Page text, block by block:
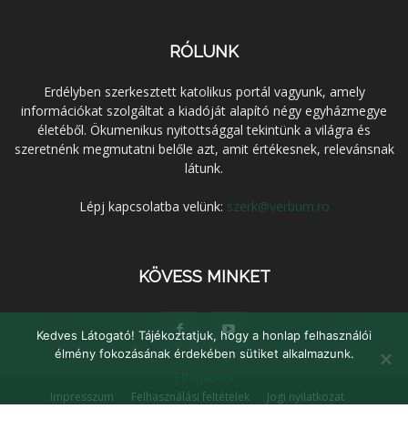
RÓLUNK
Erdélyben szerkesztett katolikus portál vagyunk, amely
információkat szolgáltat a kiadóját alapító négy egyházmegye
életéből. Ökumenikus nyitottsággal tekintünk a világra és
szeretnénk megmutatni belőle azt, amit értékesnek, relevánsnak
látunk.
Lépj kapcsolatba velünk: szerk@verbum.ro
KÖVESS MINKET
Impresszum Felhasználási feltételek
Jogi nyilatkozat
Kedves Látogató! Tájékoztatjuk, hogy a honlap felhasználói
élmény fokozásának érdekében sütiket alkalmazunk.